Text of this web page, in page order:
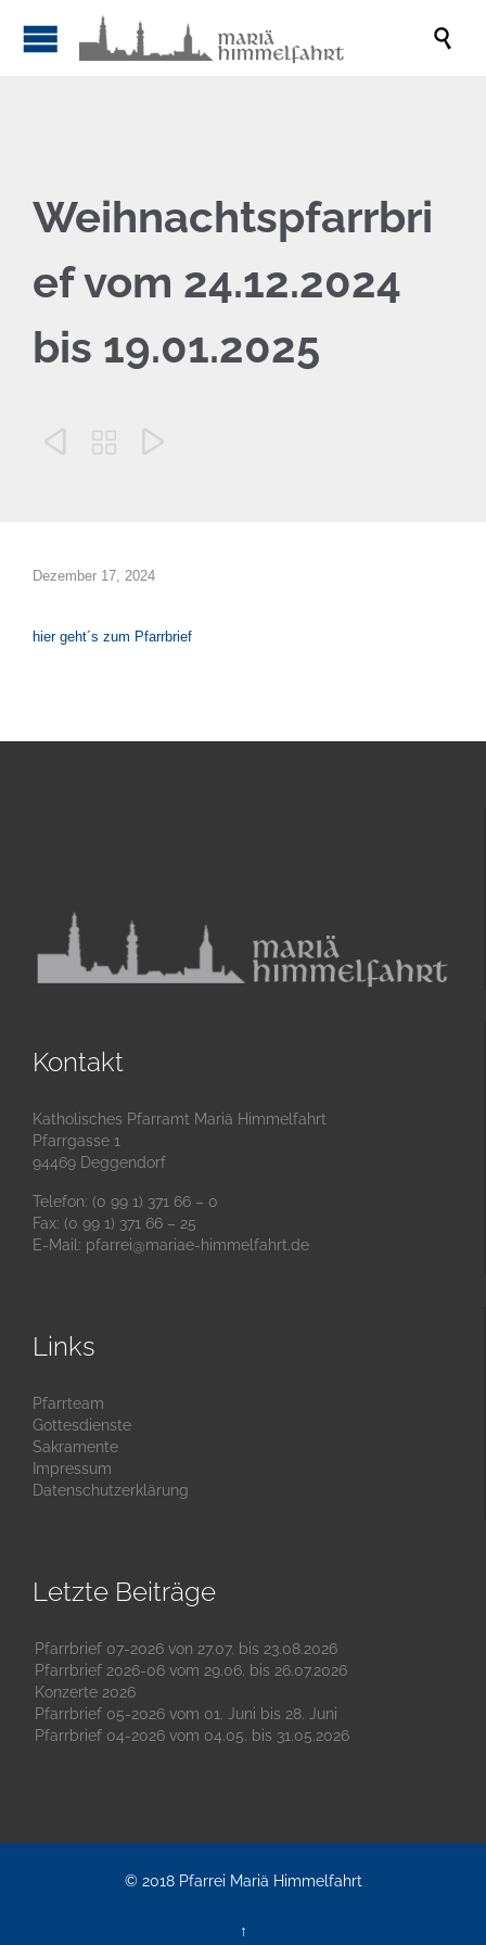

Weihnachtspfarrbri
ef vom 24.12.2024
bis 19.01.2025
  
Dezember 17, 2024
hier geht´s zum Pfarrbrief
Kontakt
Katholisches Pfarramt Mariä Himmelfahrt
Pfarrgasse 1
94469 Deggendorf
Telefon: (0 99 1) 371 66 – 0
Fax: (0 99 1) 371 66 – 25
E-Mail: pfarrei@mariae-himmelfahrt.de
Links
Pfarrteam
Gottesdienste
Sakramente
Impressum
Datenschutzerklärung
Letzte Beiträge
Pfarrbrief 07-2026 von 27.07. bis 23.08.2026
Pfarrbrief 2026-06 vom 29.06. bis 26.07.2026
Konzerte 2026
Pfarrbrief 05-2026 vom 01. Juni bis 28. Juni
Pfarrbrief 04-2026 vom 04.05. bis 31.05.2026
© 2018 Pfarrei Mariä Himmelfahrt
↑